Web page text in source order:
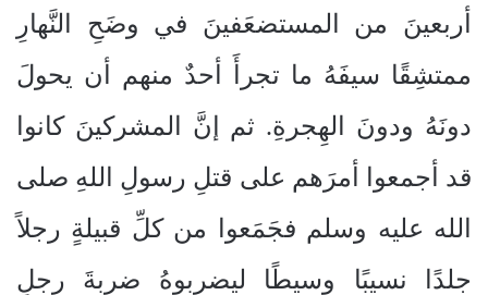
أربعينَ من المستضعَفينَ في وضَحِ النَّهارِ
ممتشِقًا سيفَهُ ما تجرأَ أحدٌ منهم أن يحولَ
دونَهُ ودونَ الهِجرةِ. ثم إنَّ المشركينَ كانوا
قد أجمعوا أمرَهم على قتلِ رسولِ اللهِ صلى
الله عليه وسلم فجَمَعوا من كلِّ قبيلةٍ رجلاً
جلدًا نسيبًا وسيطًا ليضرِبوهُ ضربةَ رجلٍ